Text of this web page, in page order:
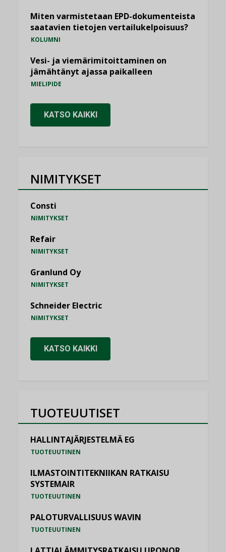
Miten varmistetaan EPD-dokumenteista
saatavien tietojen vertailukelpoisuus?
KOLUMNI
Vesi- ja viemärimitoittaminen on
jämähtänyt ajassa paikalleen
MIELIPIDE
KATSO KAIKKI
NIMITYKSET
Consti
NIMITYKSET
Refair
NIMITYKSET
Granlund Oy
NIMITYKSET
Schneider Electric
NIMITYKSET
KATSO KAIKKI
TUOTEUUTISET
HALLINTAJÄRJESTELMÄ EG
TUOTEUUTINEN
ILMASTOINTITEKNIIKAN RATKAISU
SYSTEMAIR
TUOTEUUTINEN
PALOTURVALLISUUS WAVIN
TUOTEUUTINEN